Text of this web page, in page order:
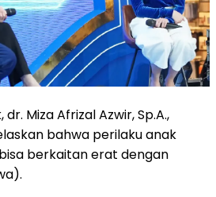
dr. Miza Afrizal Azwir, Sp.A.,
bahwa perilaku anak
berkaitan erat dengan